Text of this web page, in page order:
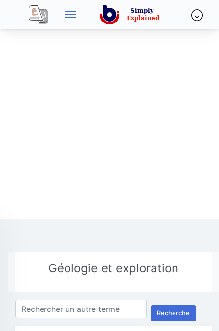
Géologie et exploration
Recherche